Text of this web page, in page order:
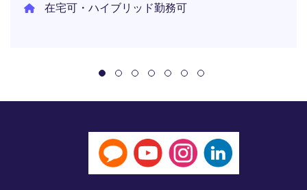
在宅可・ハイブリッド勤務可